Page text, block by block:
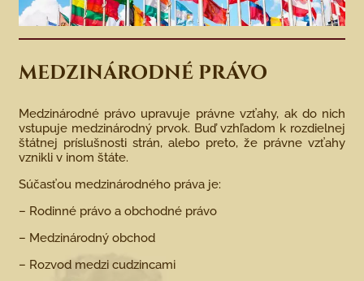
MEDZINÁRODNÉ PRÁVO
Medzinárodné právo upravuje právne vzťahy, ak do nich
vstupuje medzinárodný prvok. Buď vzhľadom k rozdielnej
štátnej príslušnosti strán, alebo preto, že právne vzťahy
vznikli v inom štáte.
Súčasťou medzinárodného práva je:
– Rodinné právo a obchodné právo
– Medzinárodný obchod
– Rozvod medzi cudzincami